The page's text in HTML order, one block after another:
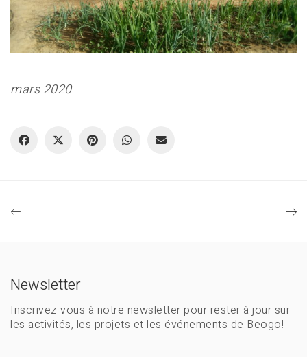
mars 2020
Newsletter
Inscrivez-vous à notre newsletter pour rester à jour sur
les activités, les projets et les événements de Beogo!